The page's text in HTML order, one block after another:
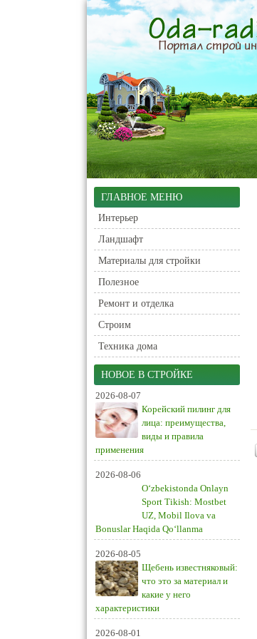
ГЛАВНОЕ МЕНЮ
Интерьер
Ландшафт
Материалы для стройки
Полезное
Ремонт и отделка
Строим
Техника дома
НОВОЕ В СТРОЙКЕ
2026-08-07
Корейский пилинг для
лица: преимущества,
виды и правила
применения
2026-08-06
O‘zbekistonda Onlayn
Sport Tikish: Mostbet
UZ, Mobil Ilova va
Bonuslar Haqida Qo‘llanma
2026-08-05
Щебень известняковый:
что это за материал и
какие у него
характеристики
2026-08-01